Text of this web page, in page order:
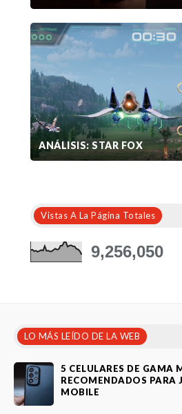
ANÁLISIS: STAR FOX
Vistas A La Página Totales
9,256,050
LO MÁS LEÍDO DE LA WEB
5 CELULARES DE GAMA
RECOMENDADOS PARA
MOBILE